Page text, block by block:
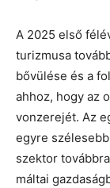
A 2025 első
turizmusa
bővülése és a
ahhoz, hogy az
vonzerejét. Az
egyre
szektor
máltai